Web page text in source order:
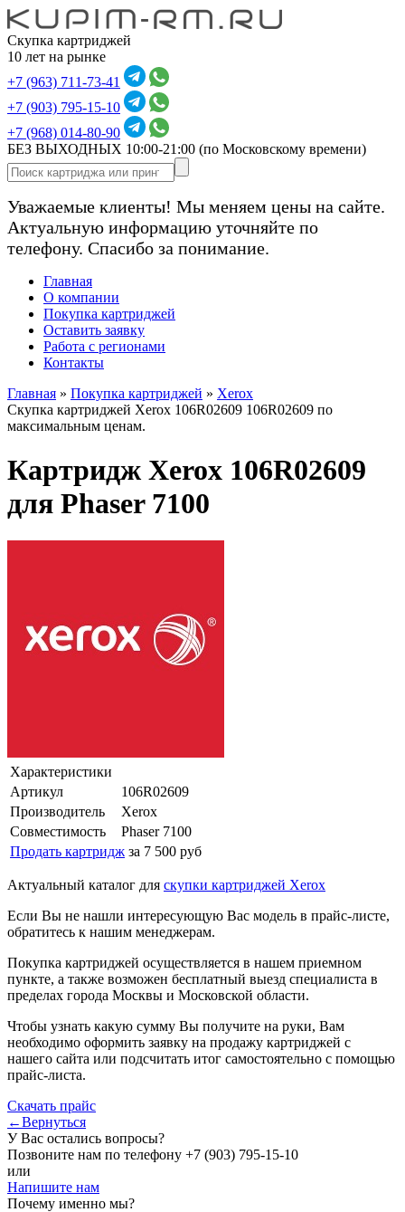
Скупка картриджей
10 лет на рынке
+7 (963) 711-73-41
+7 (903) 795-15-10
+7 (968) 014-80-90
БЕЗ ВЫХОДНЫХ 10:00-21:00 (по Московскому времени)
Уважаемые клиенты! Мы меняем цены на сайте.
Актуальную информацию уточняйте по
телефону. Спасибо за понимание.
Главная
О компании
Покупка картриджей
Оставить заявку
Работа с регионами
Контакты
Главная » Покупка картриджей » Xerox
Скупка картриджей Xerox 106R02609 106R02609 по
максимальным ценам.
Картридж Xerox 106R02609
для Phaser 7100
Характеристики
Артикул
106R02609
Производитель
Xerox
Совместимость
Phaser 7100
Продать картридж за 7 500 руб
Актуальный каталог для скупки картриджей Xerox
Если Вы не нашли интересующую Вас модель в прайс-листе,
обратитесь к нашим менеджерам.
Покупка картриджей осуществляется в нашем приемном
пункте, а также возможен бесплатный выезд специалиста в
пределах города Москвы и Московской области.
Чтобы узнать какую сумму Вы получите на руки, Вам
необходимо оформить заявку на продажу картриджей с
нашего сайта или подсчитать итог самостоятельно с помощью
прайс-листа.
Скачать прайс
←Вернуться
У Вас остались вопросы?
Позвоните нам по телефону +7 (903) 795-15-10
или
Напишите нам
Почему именно мы?